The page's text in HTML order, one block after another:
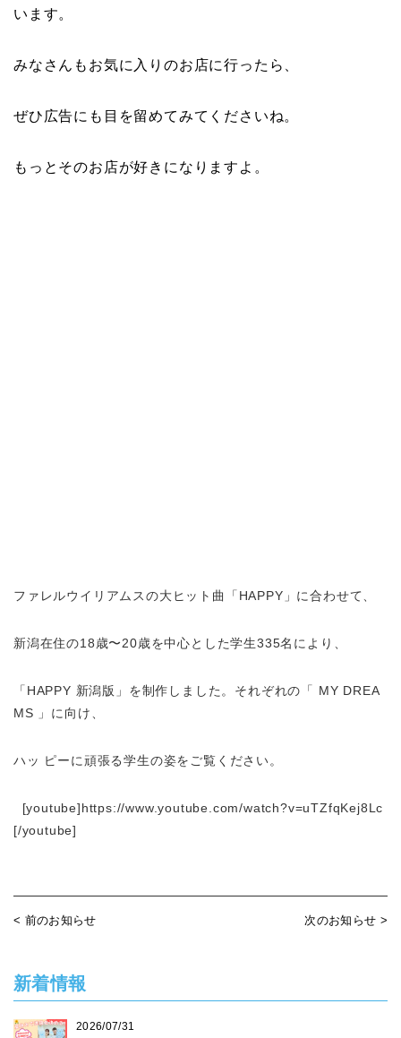
います。
みなさんもお気に入りのお店に行ったら、
ぜひ広告にも目を留めてみてくださいね。
もっとそのお店が好きになりますよ。
ファレルウイリアムスの大ヒット曲「HAPPY」に合わせて、
新潟在住の18歳〜20歳を中心とした学生335名により、
「HAPPY 新潟版」を制作しました。それぞれの「 MY DREA
MS 」に向け、
ハッ ピーに頑張る学生の姿をご覧ください。
[youtube]https://www.youtube.com/watch?v=uTZfqKej8Lc
[/youtube]
< 前のお知らせ 次のお知らせ >
新着情報
2026/07/31